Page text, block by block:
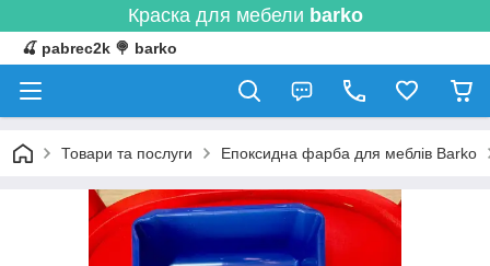
Краска для мебели barko
🍒 pabrec2k 🍭 barko
Товари та послуги Епоксидна фарба для меблів Barko